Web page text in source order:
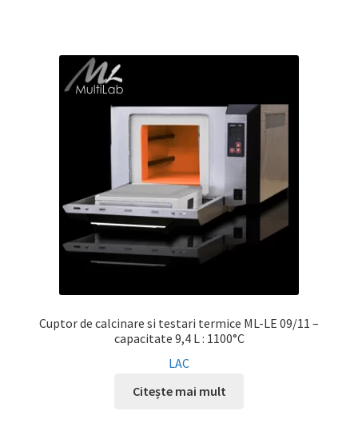
Cuptor de calcinare si testari termice ML-LE 09/11 –
capacitate 9,4 L : 1100°C
LAC
Citește mai mult